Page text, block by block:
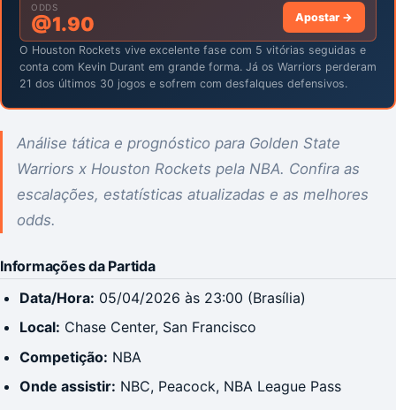
ODDS
@1.90 Apostar →
O Houston Rockets vive excelente fase com 5 vitórias seguidas e
conta com Kevin Durant em grande forma. Já os Warriors perderam
21 dos últimos 30 jogos e sofrem com desfalques defensivos.
Análise tática e prognóstico para Golden State
Warriors x Houston Rockets pela NBA. Confira as
escalações, estatísticas atualizadas e as melhores
odds.
Informações da Partida
Data/Hora: 05/04/2026 às 23:00 (Brasília)
Local: Chase Center, San Francisco
Competição: NBA
Onde assistir: NBC, Peacock, NBA League Pass